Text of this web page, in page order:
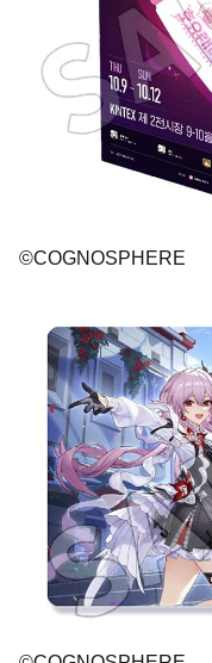
©COGNOSPHERE